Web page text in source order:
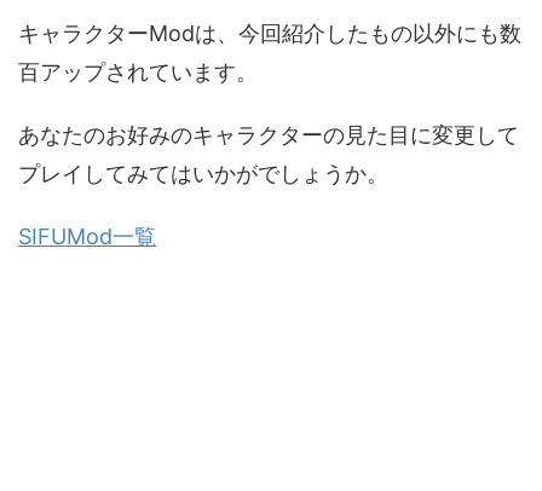
キャラクターModは、今回紹介したもの以外にも数
百アップされています。
あなたのお好みのキャラクターの見た目に変更して
プレイしてみてはいかがでしょうか。
SIFUMod一覧